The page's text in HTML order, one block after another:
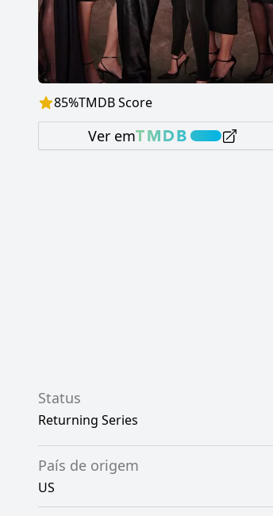
85%TMDB Score
Ver em
Status
Returning Series
País de origem
US